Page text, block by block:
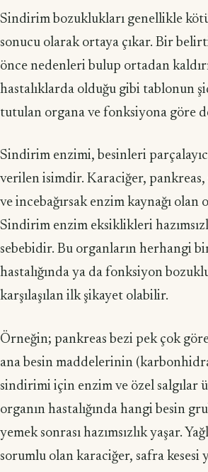
Sindirim bozuklukları genellikle kötü
sonucu olarak ortaya çıkar. Bir
önce nedenleri bulup ortadan
hastalıklarda olduğu gibi tablonun
tutulan organa ve fonksiyona göre
Sindirim enzimi, besinleri
verilen isimdir. Karaciğer, pankreas,
ve incebağırsak enzim kaynağı olan
Sindirim enzim eksiklikleri
sebebidir. Bu organların herhangi
hastalığında ya da fonksiyon
karşılaşılan ilk şikayet olabilir.
Örneğin; pankreas bezi pek çok
ana besin maddelerinin
sindirimi için enzim ve özel salgılar
organın hastalığında hangi besin
yemek sonrası hazımsızlık yaşar.
sorumlu olan karaciğer, safra kesesi